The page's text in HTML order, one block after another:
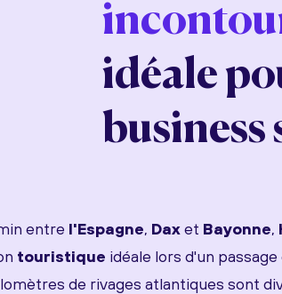
idéale
business
entre l'Espagne, Daxet Bayonne,
touristique idéale lors d'un passage
de rivages atlantiques sont